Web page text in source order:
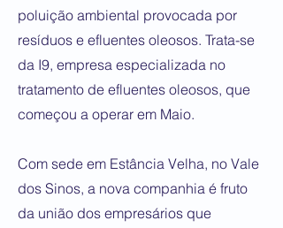
poluição ambiental provocada por
resíduos e efluentes oleosos. Trata-se
da I9, empresa especializada no
tratamento de efluentes oleosos, que
começou a operar em Maio.
Com sede em Estância Velha, no Vale
dos Sinos, a nova companhia é fruto
da união dos empresários que